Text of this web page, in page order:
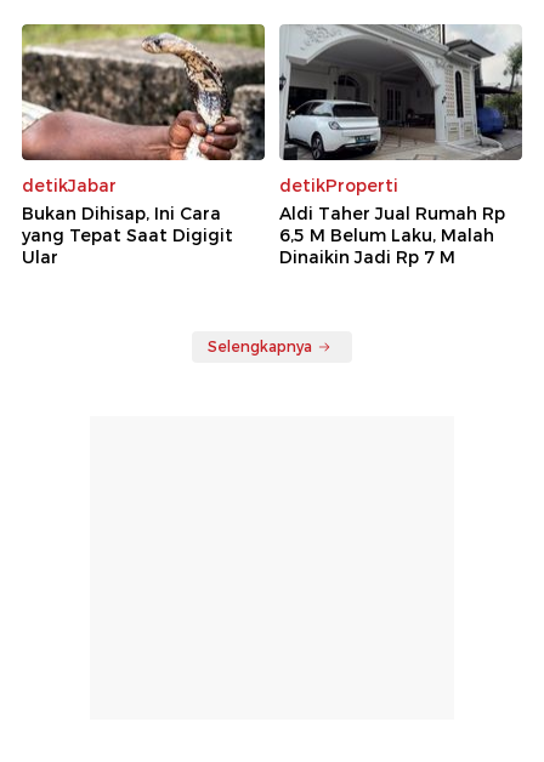
detikJabar
Bukan Dihisap, Ini Cara
yang Tepat Saat Digigit
Ular
detikProperti
Aldi Taher Jual Rumah Rp
6,5 M Belum Laku, Malah
Dinaikin Jadi Rp 7 M
Selengkapnya